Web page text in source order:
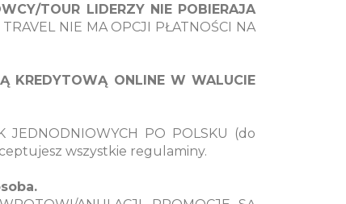
TOUR LIDERZY NIE POBIERAJA
TRAVEL NIE MA OPCJI PŁATNOŚCI NA
KREDYTOWĄ ONLINE W WALUCIE
JEDNODNIOWYCH PO POLSKU (do
wszystkie regulaminy.